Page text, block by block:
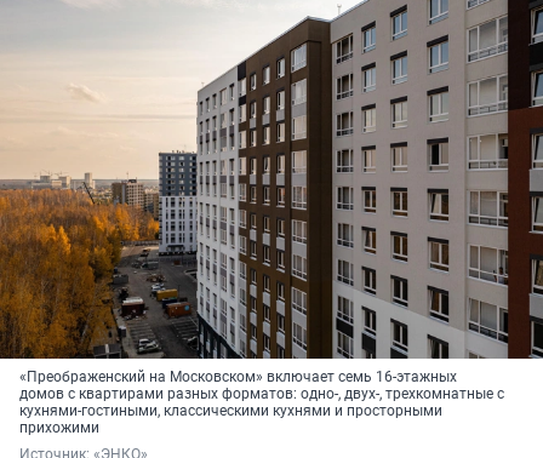
«Преображенский на Московском» включает семь 16-этажных
домов с квартирами разных форматов: одно-, двух-, трехкомнатные с
кухнями-гостиными, классическими кухнями и просторными
прихожими
Источник: «ЭНКО»